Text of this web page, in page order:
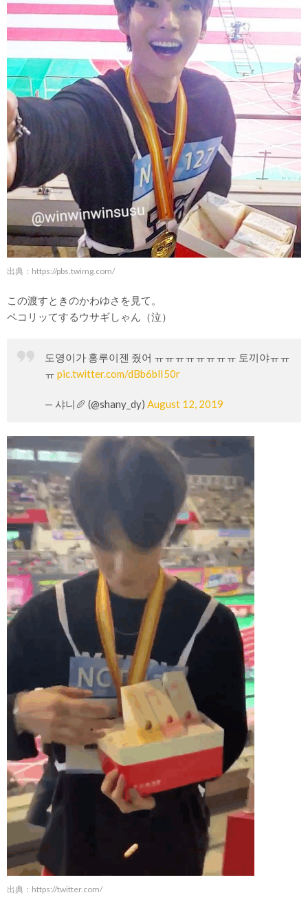
出典： https://pbs.twimg.com/
この渡すときのかわゆさを見て。
ペコリッてするウサギしゃん（泣）
도영이가 홍루이젠 줬어 ㅠㅠㅠㅠㅠㅠㅠㅠ 토끼야ㅠㅠ
ㅠ pic.twitter.com/dBb6blI50r
— 샤니🥖 (@shany_dy) August 12, 2019
出典： https://twitter.com/